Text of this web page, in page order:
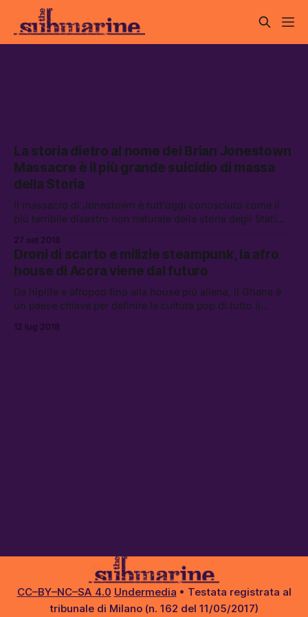
La storia dietro al nome dei Brian Jonestown
Massacre è il più grande suicidio di massa
della Storia
Il massacro di Jonestown è tutt’oggi conosciuto come il
più terribile disastro non naturale della storia degli Stati
27 set 2018
Droni di scarto e milizie steampunk, la afro
house di Accra viene dal futuro
Da hiplife e afropop fino alla house piú aliena, il Ghana è
un paese chiave per definire la cultura pop di tutto il
12 lug 2018
CC–BY–NC–SA 4.0 Undermedia • Testata registrata al
tribunale di Milano (n. 162 del 11/05/2017)